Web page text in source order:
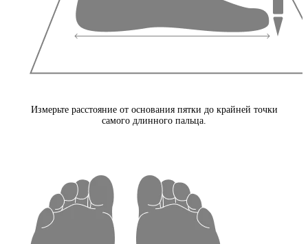
Измерьте расстояние от основания пятки до крайней точки
самого длинного пальца.